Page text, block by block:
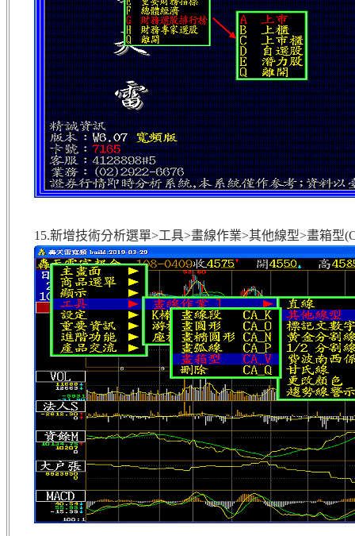
15.新增技術分析選單>工具>畫線作業>其他線型>畫箱型